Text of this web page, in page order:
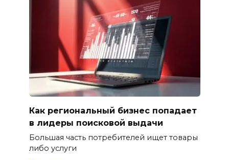
Как региональный бизнес попадает
в лидеры поисковой выдачи
Большая часть потребителей ищет товары
либо услуги